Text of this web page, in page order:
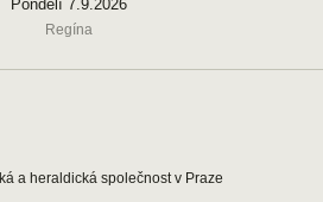
Pondělí 7.9.2026
Regína
a heraldická společnost v Praze